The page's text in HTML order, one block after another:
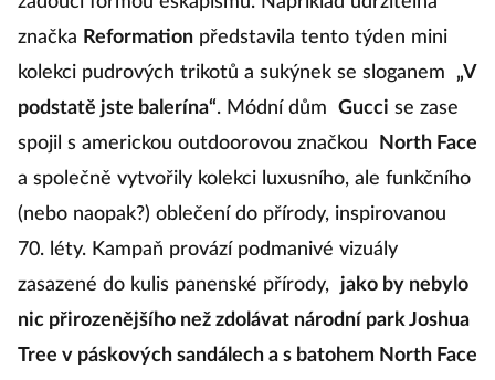
značka Reformation představila tento týden mini
kolekci pudrových trikotů a sukýnek se sloganem
„V
podstatě jste balerína“. Módní dům Gucci se zase
spojil s americkou outdoorovou značkou
North Face
a společně vytvořily kolekci luxusního, ale funkčního
(nebo naopak?) oblečení do přírody, inspirovanou
70. léty. Kampaň provází podmanivé vizuály
zasazené do kulis panenské přírody,
jako by nebylo
nic přirozenějšího než zdolávat národní park Joshua
Tree v páskových sandálech a s batohem North Face